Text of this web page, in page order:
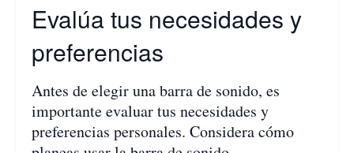
Evalúa tus necesidades y
preferencias
Antes de elegir una barra de sonido, es
importante evaluar tus necesidades y
preferencias personales. Considera cómo